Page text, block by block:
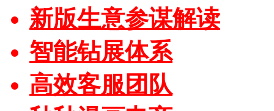
新版生意参谋解读
智能钻展体系
高效客服团队